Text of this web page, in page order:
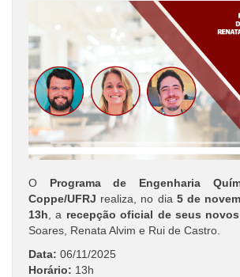
O Programa de Engenharia
Coppe/UFRJ realiza, no dia 5 de
13h , a recepção oficial de seus
Soares, Renata Alvim e Rui de Castro.
Data: 06/11/2025
Horário: 13h